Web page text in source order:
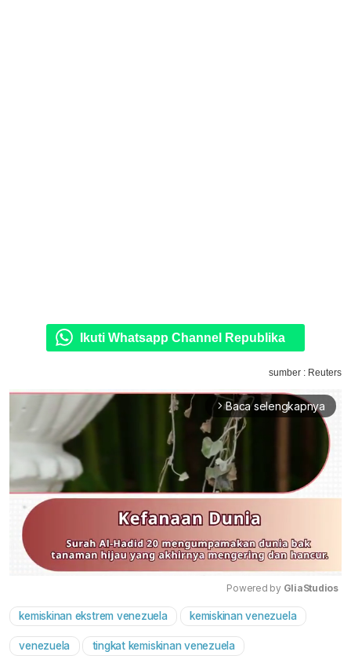
Ikuti Whatsapp Channel Republika
sumber : Reuters
arrow_forward_ios Baca selengkapnya
Mute
Powered by GliaStudios
kemiskinan ekstrem venezuela kemiskinan venezuela
venezuela tingkat kemiskinan venezuela